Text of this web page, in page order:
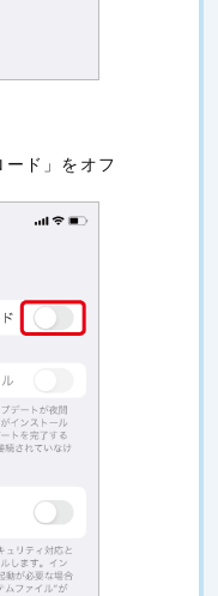
ード」をオフ